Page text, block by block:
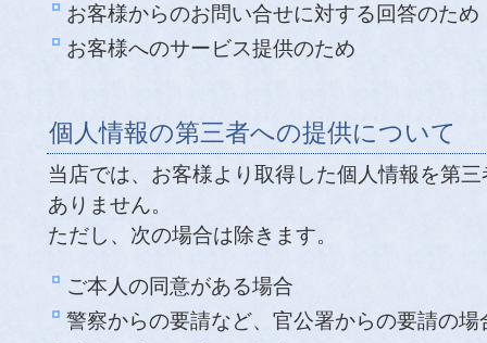
お客様からのお問い合せに対する回答のため
お客様へのサービス提供のため
個人情報の第三者への提供について
当店では、お客様より取得した個人情報を第
ありません。
ただし、次の場合は除きます。
ご本人の同意がある場合
警察からの要請など、官公署からの要請の場